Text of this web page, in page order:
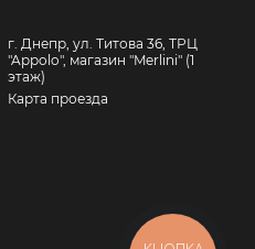
г. Днепр, ул. Титова 36, ТРЦ
"Appolo", магазин "Merlini" (1
этаж)
Карта проезда